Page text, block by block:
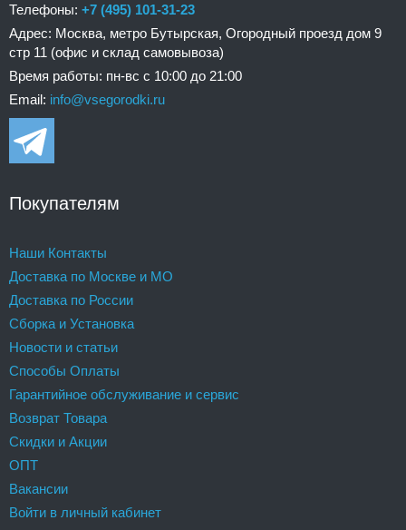
Телефоны: +7 (495) 101-31-23
Адрес: Москва, метро Бутырская, Огородный проезд дом 9
стр 11 (офис и склад самовывоза)
Время работы: пн-вс с 10:00 до 21:00
Email: info@vsegorodki.ru
Покупателям
Наши Контакты
Доставка по Москве и МО
Доставка по России
Сборка и Установка
Новости и статьи
Способы Оплаты
Гарантийное обслуживание и сервис
Возврат Товара
Скидки и Акции
ОПТ
Вакансии
Войти в личный кабинет